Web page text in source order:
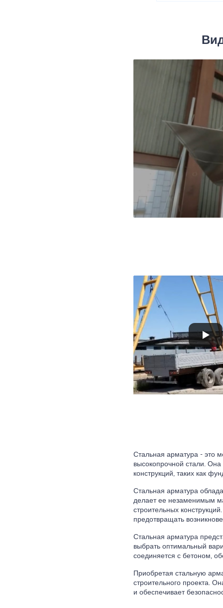
Стальная арматура - это
высокопрочной стали. Она
конструкций, таких как
Стальная арматура
делает ее незаменимым
строительных
предотвращать
Стальная арматура
выбрать оптимальный
соединяется с бетоном,
Приобретая стальную
строительного проекта.
и обеспечивает